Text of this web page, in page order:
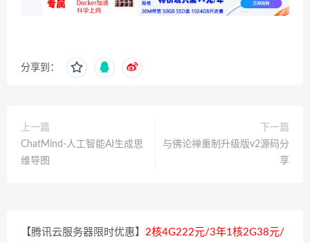
分享到：
上一篇
ChatMind-人工智能AI生成思
维导图
下一篇
与佛论禅重制升级版v2源码分
享
【腾讯云服务器限时优惠】 2核4G222元/3年1核2G38元/